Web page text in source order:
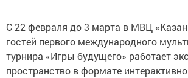
С 22 февраля до 3 марта в МВЦ
гостей первого международного
турнира «Игры будущего» работает
пространство в формате